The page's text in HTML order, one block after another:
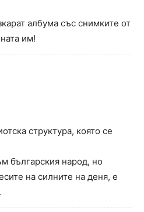
албума със снимките от
им!
структура, която се
българския народ, но
на силните на деня, е